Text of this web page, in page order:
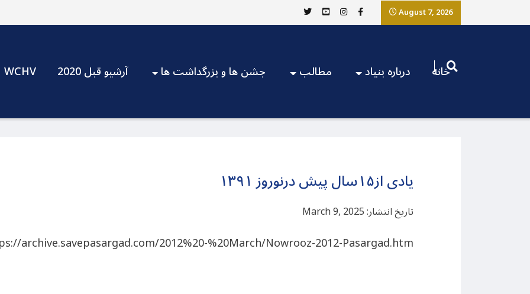
August 7, 2026
WCHV آرشیو قبل 2020 جشن ها و بزرگداشت ها مطالب درباره بنیاد خانه
یادی از۱۵سال پیش درنوروز ۱۳۹۱
تاریخ انتشار: March 9, 2025
archive.savepasargad.com/2012%20-%20March/Nowrooz-2012-Pasargad.htm